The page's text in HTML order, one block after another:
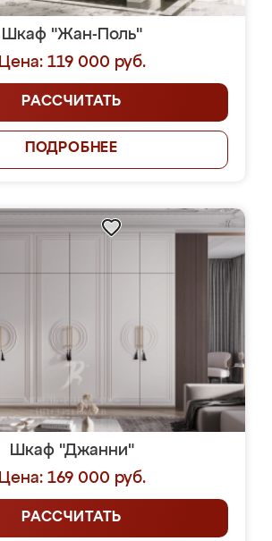
Шкаф "Жан-Поль"
Цена: 119 000 руб.
РАССЧИТАТЬ
ПОДРОБНЕЕ
Шкаф "Джанни"
Цена: 169 000 руб.
РАССЧИТАТЬ